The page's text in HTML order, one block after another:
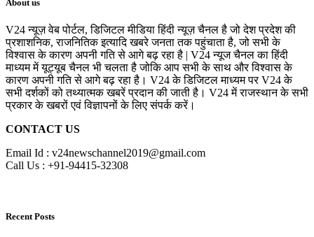
About us
V24 न्यूज़ वेब पोर्टल, डिजिटल मीडिया हिंदी न्यूज़ चैनल है जो देश प्रदेश की
प्रशाशनिक, राजनितिक इत्यादि खबरे जनता तक पहुंचाता है, जो सभी के
विश्वास के कारण अपनी गति से आगे बढ़ रहा है | V24 न्यूज चैनल का हिंदी
माध्यम में यूट्यूब चैनल भी चलता है जोकि आप सभी के साथ और विश्वास के
कारण अपनी गति से आगे बढ़ रहा है। V24 के डिजिटल माध्यम पर V24 के
सभी दर्शकों को तथ्यात्मक खबरें प्रदान की जाती है। V24 में राजस्थान के सभी
प्रकार के खबरों एवं विज्ञापनों के लिए संपर्क करें।
CONTACT US
Email Id : v24newschannel2019@gmail.com
Call Us : +91-94415-32308
Recent Posts